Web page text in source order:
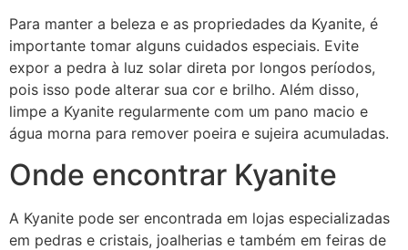
Para manter a beleza e as propriedades da Kyanite, é
importante tomar alguns cuidados especiais. Evite
expor a pedra à luz solar direta por longos períodos,
pois isso pode alterar sua cor e brilho. Além disso,
limpe a Kyanite regularmente com um pano macio e
água morna para remover poeira e sujeira acumuladas.
Onde encontrar Kyanite
A Kyanite pode ser encontrada em lojas especializadas
em pedras e cristais, joalherias e também em feiras de